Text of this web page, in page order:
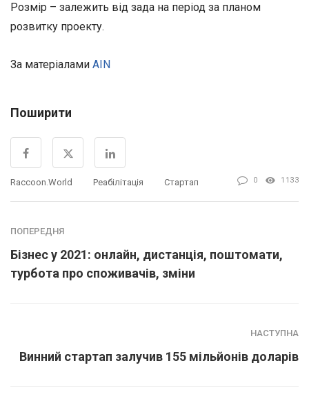
Розмір – залежить від зада на період за планом
розвитку проекту.
За матеріалами AIN
Поширити
Raccoon.World Реабілітація Стартап 0 1133
ПОПЕРЕДНЯ
Бізнес у 2021: онлайн, дистанція, поштомати,
турбота про споживачів, зміни
НАСТУПНА
Винний стартап залучив 155 мільйонів доларів